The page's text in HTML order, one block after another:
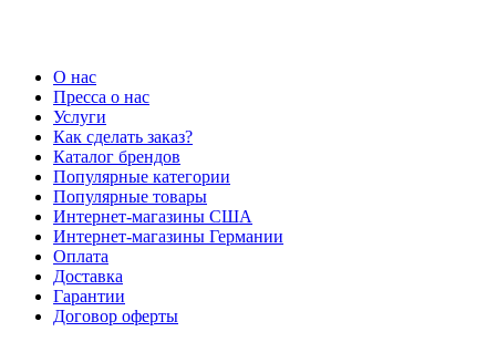
О нас
Пресса о нас
Услуги
Как сделать заказ?
Каталог брендов
Популярные категории
Популярные товары
Интернет-магазины США
Интернет-магазины Германии
Оплата
Доставка
Гарантии
Договор оферты